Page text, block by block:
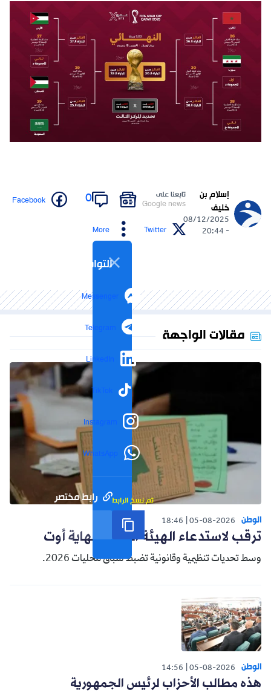
إسلام بن
خليف
08/12/2025
- 20:44
تابعنا على
Google news
0
Facebook
Twitter
More
التواصل الاجتماعي
Messenger
Telegram
LinkedIn
TikTok
Instagram
WhatsApp
رابط مختصر تم نسخ الرابط
مقالات الواجهة
الوطن 05-08-2026
18:46
ترقب لاستدعاء الهيئة الناخبة نهاية أوت
وسط تحديات تنظيمية وقانونية تضبط سباق محليات 2026.
الوطن 05-08-2026
14:56
هذه مطالب الأحزاب لرئيس الجمهورية